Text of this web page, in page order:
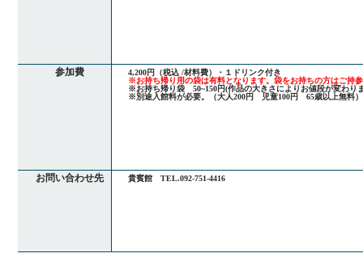
参加費
4,200円（税込 /材料費）・１ドリンク付き
※お持ち帰り用の袋は有料となります。袋をお持ちの方はご持
※お持ち帰り袋 50~150円(作品の大きさによりお値段が変わり
※別途入館料が必要。（大人200円 児童100円 65歳以上無料）
お問い合わせ先 貴賓館 TEL.092-751-4416